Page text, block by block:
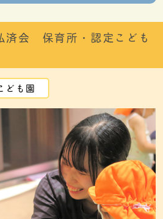
済会 保育所・認定こども
ども園